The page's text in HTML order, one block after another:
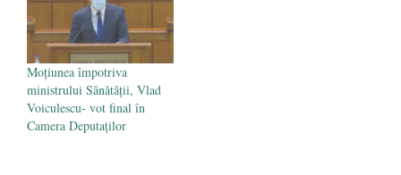
Moțiunea împotriva
ministrului Sănătății, Vlad
Voiculescu- vot final în
Camera Deputaților